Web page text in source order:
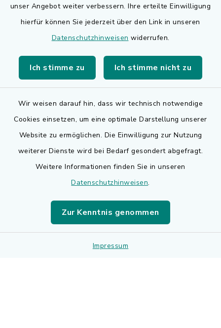
unser Angebot weiter verbessern. Ihre erteilte Einwilligung
hierfür können Sie jederzeit über den Link in unseren
Datenschutzhinweisen widerrufen.
Ich stimme zu Ich stimme nicht zu
Wir weisen darauf hin, dass wir technisch notwendige
Cookies einsetzen, um eine optimale Darstellung unserer
Website zu ermöglichen. Die Einwilligung zur Nutzung
weiterer Dienste wird bei Bedarf gesondert abgefragt.
Weitere Informationen finden Sie in unseren
Datenschutzhinweisen.
Zur Kenntnis genommen
Impressum
Bauen in Adelsdorf
BayernPortal
Landkreis Erlangen-Höchstadt
Barrierefreiheit
Impressum
Sitemap